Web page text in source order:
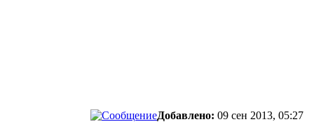
Добавлено: 09 сен 2013, 05:27